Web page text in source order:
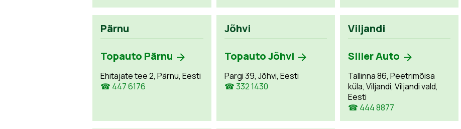
Pärnu
Topauto Pärnu
Ehitajate tee 2, Pärnu, Eesti
☎ 447 6176
Jõhvi
Topauto Jõhvi
Pargi 39, Jõhvi, Eesti
☎ 332 1430
Viljandi
Siller Auto
Tallinna 86, Peetrimõisa
küla, Viljandi, Viljandi vald,
Eesti
☎ 444 8877